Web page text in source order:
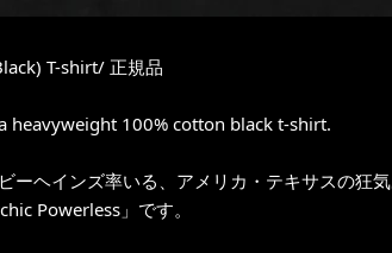
T-shirt/ 正規品
heavyweight 100% cotton black t-shirt.
ーヘインズ率いる、アメリカ・テキサスの狂
Powerless」です。